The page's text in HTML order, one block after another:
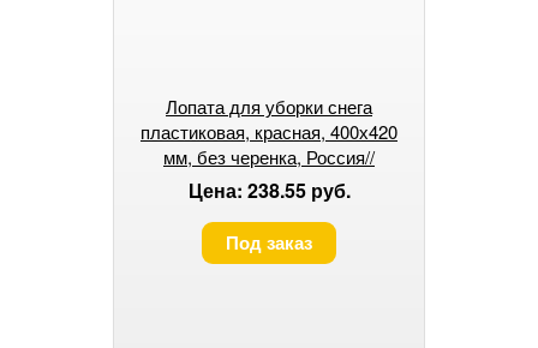
Лопата для уборки снега
пластиковая, красная, 400х420
мм, без черенка, Россия//
Сибртех
Цена: 238.55 руб.
Под заказ